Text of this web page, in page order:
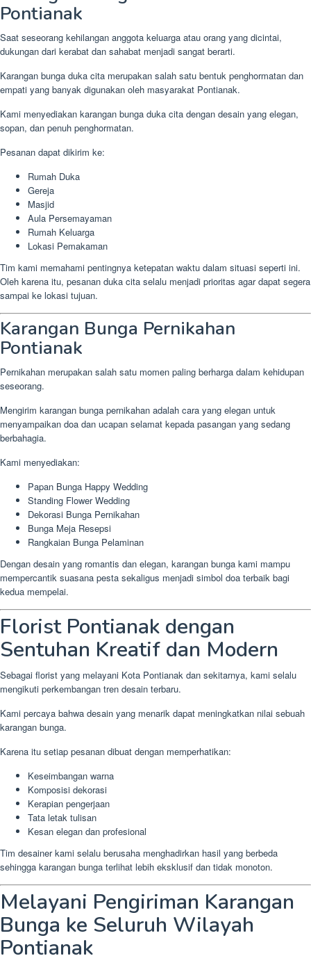
Pontianak
Saat seseorang kehilangan anggota keluarga atau orang yang dicintai,
dukungan dari kerabat dan sahabat menjadi sangat berarti.
Karangan bunga duka cita merupakan salah satu bentuk penghormatan dan
empati yang banyak digunakan oleh masyarakat Pontianak.
Kami menyediakan karangan bunga duka cita dengan desain yang elegan,
sopan, dan penuh penghormatan.
Pesanan dapat dikirim ke:
Rumah Duka
Gereja
Masjid
Aula Persemayaman
Rumah Keluarga
Lokasi Pemakaman
Tim kami memahami pentingnya ketepatan waktu dalam situasi seperti ini.
Oleh karena itu, pesanan duka cita selalu menjadi prioritas agar dapat segera
sampai ke lokasi tujuan.
Karangan Bunga Pernikahan
Pontianak
Pernikahan merupakan salah satu momen paling berharga dalam kehidupan
seseorang.
Mengirim karangan bunga pernikahan adalah cara yang elegan untuk
menyampaikan doa dan ucapan selamat kepada pasangan yang sedang
berbahagia.
Kami menyediakan:
Papan Bunga Happy Wedding
Standing Flower Wedding
Dekorasi Bunga Pernikahan
Bunga Meja Resepsi
Rangkaian Bunga Pelaminan
Dengan desain yang romantis dan elegan, karangan bunga kami mampu
mempercantik suasana pesta sekaligus menjadi simbol doa terbaik bagi
kedua mempelai.
Florist Pontianak dengan
Sentuhan Kreatif dan Modern
Sebagai florist yang melayani Kota Pontianak dan sekitarnya, kami selalu
mengikuti perkembangan tren desain terbaru.
Kami percaya bahwa desain yang menarik dapat meningkatkan nilai sebuah
karangan bunga.
Karena itu setiap pesanan dibuat dengan memperhatikan:
Keseimbangan warna
Komposisi dekorasi
Kerapian pengerjaan
Tata letak tulisan
Kesan elegan dan profesional
Tim desainer kami selalu berusaha menghadirkan hasil yang berbeda
sehingga karangan bunga terlihat lebih eksklusif dan tidak monoton.
Melayani Pengiriman Karangan
Bunga ke Seluruh Wilayah
Pontianak